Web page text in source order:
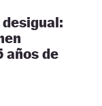
desigual:
años de